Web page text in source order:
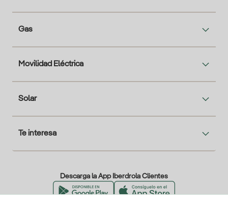
Gas
Movilidad Eléctrica
Solar
Te interesa
Descarga la App Iberdrola Clientes